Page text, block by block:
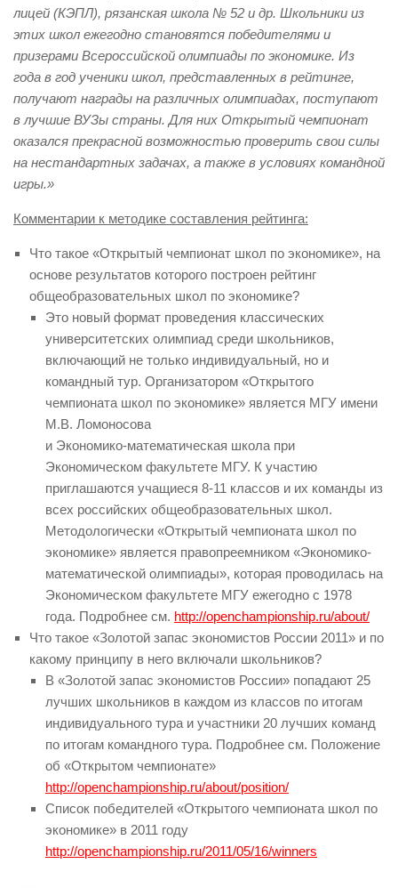
Дмитрий Вальяно
Дмитрий Сосфенов
Евгения Дементьева
Екатерина Кусимова
Елена Дьячкова
Илья Ломакин-Румянцев
Ксения Лещинская
Ксения Майборода
Максим Ламсков
Мераб Бен-Эл (Елашвили)
Наталья Грановская
Николай Васильков
Николай Фалин
Олег Буклемишев
Ольга Молчанова
Тимур Янбухтин
Юрий Митин
Команда организаторов ОЧ »
Ольга Клачкова
Участники и учителя »
зарегистрировавшийся участник
лицей (КЭПЛ), рязанская школа № 52 и др. Школьники из
этих школ ежегодно становятся победителями и
призерами Всероссийской олимпиады по экономике. Из
года в год ученики школ, представленных в рейтинге,
получают награды на различных олимпиадах, поступают
в лучшие ВУЗы страны. Для них Открытый чемпионат
оказался прекрасной возможностью проверить свои силы
на нестандартных задачах, а также в условиях командной
игры.»
Комментарии к методике составления рейтинга:
Что такое «Открытый чемпионат школ по экономике», на
основе результатов которого построен рейтинг
общеобразовательных школ по экономике?
Это новый формат проведения классических
университетских олимпиад среди школьников,
включающий не только индивидуальный, но и
командный тур. Организатором «Открытого
чемпионата школ по экономике» является МГУ имени
М.В. Ломоносова
и Экономико-математическая школа при
Экономическом факультете МГУ. К участию
приглашаются учащиеся 8-11 классов и их команды из
всех российских общеобразовательных школ.
Методологически «Открытый чемпионата школ по
экономике» является правопреемником «Экономико-
математической олимпиады», которая проводилась на
Экономическом факультете МГУ ежегодно с 1978
года. Подробнее см. http://openchampionship.ru/about/
Что такое «Золотой запас экономистов России 2011» и по
какому принципу в него включали школьников?
В «Золотой запас экономистов России» попадают 25
лучших школьников в каждом из классов по итогам
индивидуального тура и участники 20 лучших команд
по итогам командного тура. Подробнее см. Положение
об «Открытом чемпионате»
http://openchampionship.ru/about/position/
Список победителей «Открытого чемпионата школ по
экономике» в 2011 году
http://openchampionship.ru/2011/05/16/winners